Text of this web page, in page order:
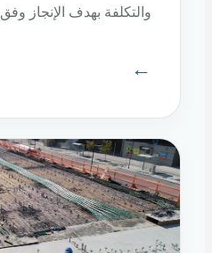
والتكلفة بهدف الإنجاز وفق